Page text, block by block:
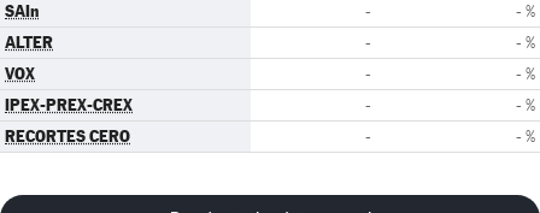
SAIn - - %
ALTER - - %
VOX - - %
IPEX-PREX-CREX - - %
RECORTES CERO - - %